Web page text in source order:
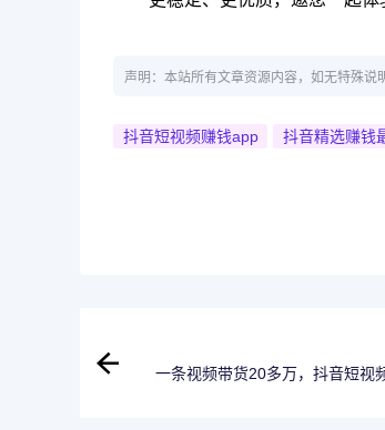
声明：本站所有文章资源内容，如无特殊说
抖音短视频赚钱app 抖音精选赚钱
一条视频带货20多万，抖音短视